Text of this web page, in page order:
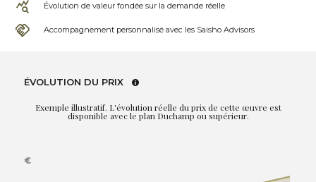
Évolution de valeur fondée sur la demande réelle
Accompagnement personnalisé avec les Saisho Advisors
ÉVOLUTION DU PRIX
Exemple illustratif. L'évolution réelle du prix de cette œuvre est
disponible avec le plan Duchamp ou supérieur.